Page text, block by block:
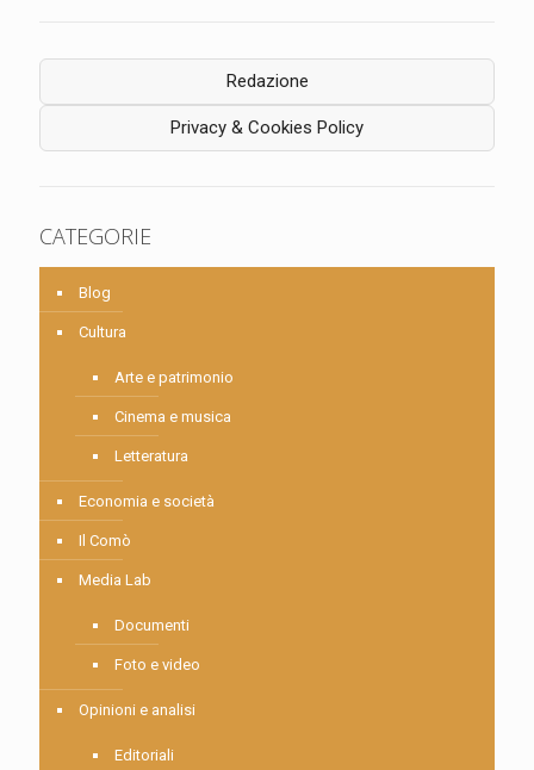
Redazione
Privacy & Cookies Policy
CATEGORIE
Blog
Cultura
Arte e patrimonio
Cinema e musica
Letteratura
Economia e società
Il Comò
Media Lab
Documenti
Foto e video
Opinioni e analisi
Editoriali